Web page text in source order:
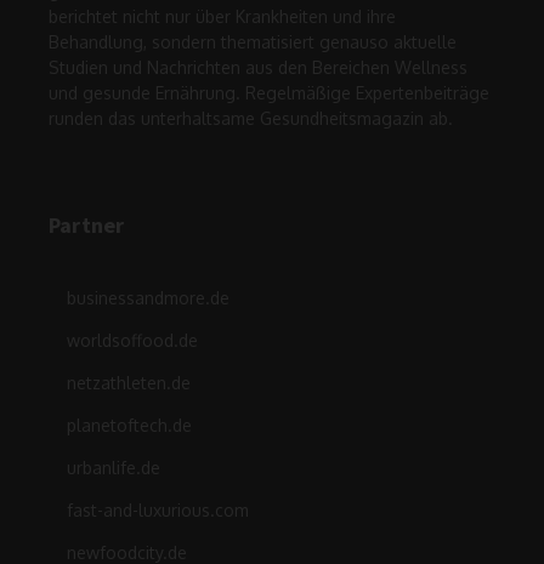
berichtet nicht nur über Krankheiten und ihre
Behandlung, sondern thematisiert genauso aktuelle
Studien und Nachrichten aus den Bereichen Wellness
und gesunde Ernährung. Regelmäßige Expertenbeiträge
runden das unterhaltsame Gesundheitsmagazin ab.
Partner
businessandmore.de
worldsoffood.de
netzathleten.de
planetoftech.de
urbanlife.de
fast-and-luxurious.com
newfoodcity.de